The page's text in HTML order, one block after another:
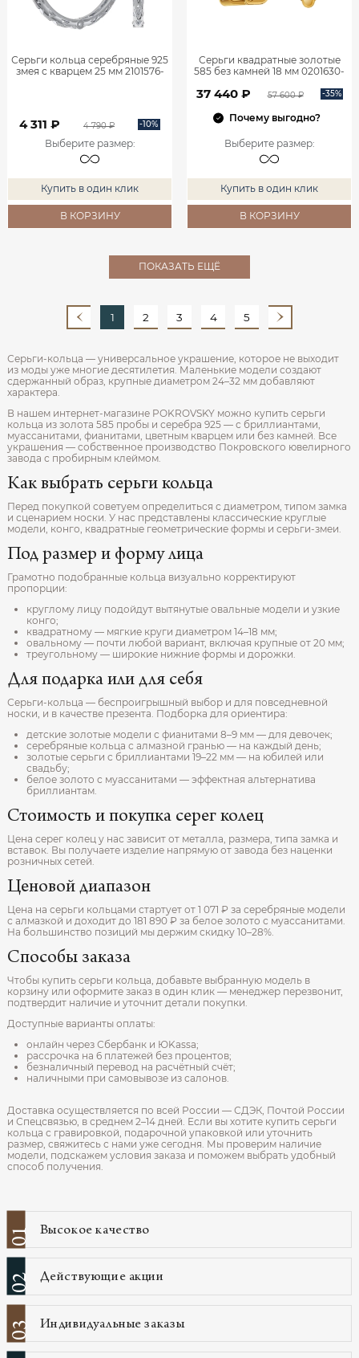
Серьги кольца серебряные 925
змея с кварцем 25 мм 2101576-
4 311 ₽ 4 790 ₽ -10%
Выберите размер:
Купить в один клик
В КОРЗИНУ
Серьги квадратные золотые
585 без камней 18 мм 0201630-
37 440 ₽ 57 600 ₽ -35%
Почему выгодно?
Выберите размер:
Купить в один клик
В КОРЗИНУ
ПОКАЗАТЬ ЕЩЁ
1 2 3 4 5
Серьги-кольца — универсальное украшение, которое не выходит
из моды уже многие десятилетия. Маленькие модели создают
сдержанный образ, крупные диаметром 24–32 мм добавляют
характера.
В нашем интернет-магазине POKROVSKY можно купить серьги
кольца из золота 585 пробы и серебра 925 — с бриллиантами,
муассанитами, фианитами, цветным кварцем или без камней. Все
украшения — собственное производство Покровского ювелирного
завода с пробирным клеймом.
Как выбрать серьги кольца
Перед покупкой советуем определиться с диаметром, типом замка
и сценарием носки. У нас представлены классические круглые
модели, конго, квадратные геометрические формы и серьги-змеи.
Под размер и форму лица
Грамотно подобранные кольца визуально корректируют
пропорции:
круглому лицу подойдут вытянутые овальные модели и узкие
конго;
квадратному — мягкие круги диаметром 14–18 мм;
овальному — почти любой вариант, включая крупные от 20 мм;
треугольному — широкие нижние формы и дорожки.
Для подарка или для себя
Серьги-кольца — беспроигрышный выбор и для повседневной
носки, и в качестве презента. Подборка для ориентира:
детские золотые модели с фианитами 8–9 мм — для девочек;
серебряные кольца с алмазной гранью — на каждый день;
золотые серьги с бриллиантами 19–22 мм — на юбилей или
свадьбу;
белое золото с муассанитами — эффектная альтернатива
бриллиантам.
Стоимость и покупка серег колец
Цена серег колец у нас зависит от металла, размера, типа замка и
вставок. Вы получаете изделие напрямую от завода без наценки
розничных сетей.
Ценовой диапазон
Цена на серьги кольцами стартует от 1 071 ₽ за серебряные модели
с алмазкой и доходит до 181 890 ₽ за белое золото с муассанитами.
На большинство позиций мы держим скидку 10–28%.
Способы заказа
Чтобы купить серьги кольца, добавьте выбранную модель в
корзину или оформите заказ в один клик — менеджер перезвонит,
подтвердит наличие и уточнит детали покупки.
Доступные варианты оплаты:
онлайн через Сбербанк и ЮKassa;
рассрочка на 6 платежей без процентов;
безналичный перевод на расчётный счёт;
наличными при самовывозе из салонов.
Доставка осуществляется по всей России — СДЭК, Почтой России
и Спецсвязью, в среднем 2–14 дней. Если вы хотите купить серьги
кольца с гравировкой, подарочной упаковкой или уточнить
размер, свяжитесь с нами уже сегодня. Мы проверим наличие
модели, подскажем условия заказа и поможем выбрать удобный
способ получения.
01 Высокое качество
02 Действующие акции
03 Индивидуальные заказы